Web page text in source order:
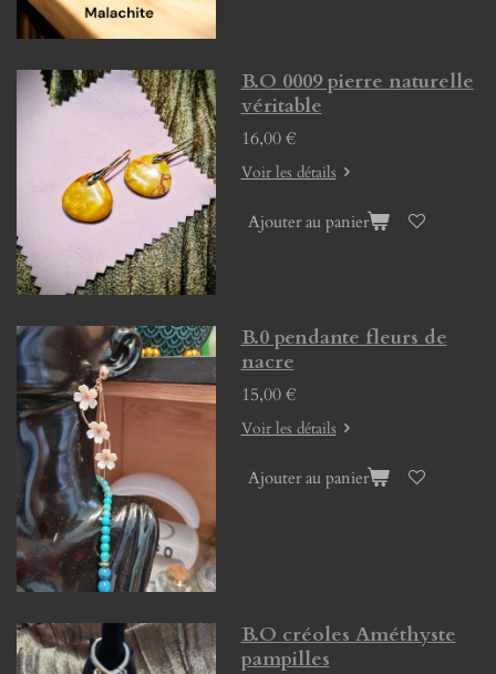
B.O 0009 pierre naturelle
véritable
16,00 €
Voir les détails
Ajouter au panier
B.0 pendante fleurs de
nacre
15,00 €
Voir les détails
Ajouter au panier
B.O créoles Améthyste
pampilles